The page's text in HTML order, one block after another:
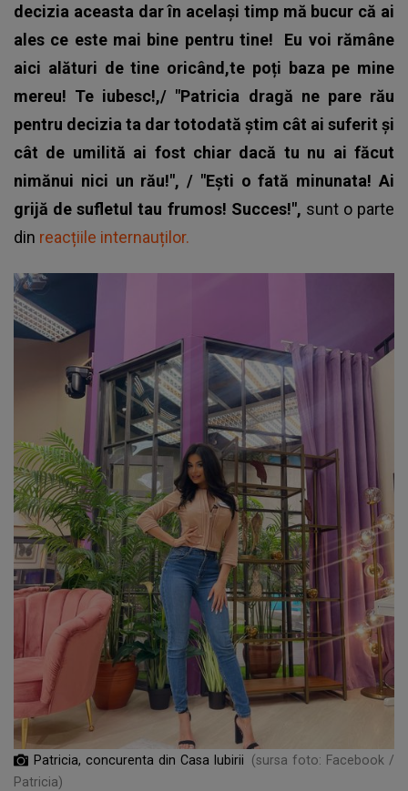
decizia aceasta dar în același timp mă bucur că ai
ales ce este mai bine pentru tine! Eu voi rămâne
aici alături de tine oricând,te poți baza pe mine
mereu! Te iubesc!,/ "Patricia dragă ne pare rău
pentru decizia ta dar totodată știm cât ai suferit și
cât de umilită ai fost chiar dacă tu nu ai făcut
nimănui nici un rău!", / "Ești o fată minunata! Ai
grijă de sufletul tau frumos! Succes!", sunt o parte
din reacțiile internauților.
Patricia, concurenta din Casa Iubirii
(sursa foto: Facebook /
Patricia)